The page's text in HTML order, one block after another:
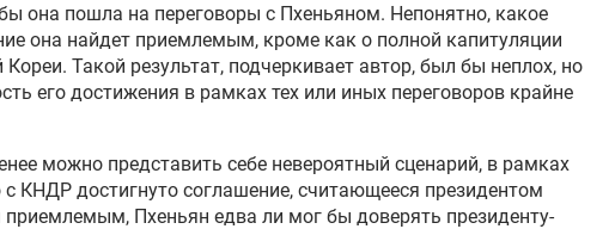
она пошла на переговоры с Пхеньяном. Непонятно, какое
она найдет приемлемым, кроме как о полной капитуляции
Кореи. Такой результат, подчеркивает автор, был бы неплох, но
его достижения в рамках тех или иных переговоров крайне
можно представить себе невероятный сценарий, в рамках
с КНДР достигнуто соглашение, считающееся президентом
Пхеньян едва ли мог бы доверять президенту-